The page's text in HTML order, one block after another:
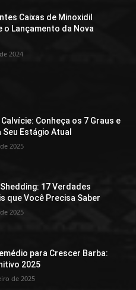
Caixas de Minoxidil
o Lançamento da Nova
2024
Conheça os 7 Graus e
Seu Estágio Atual
2025
17 Verdades
que Você Precisa Saber
2025
para Crescer Barba:
2025
de 2025